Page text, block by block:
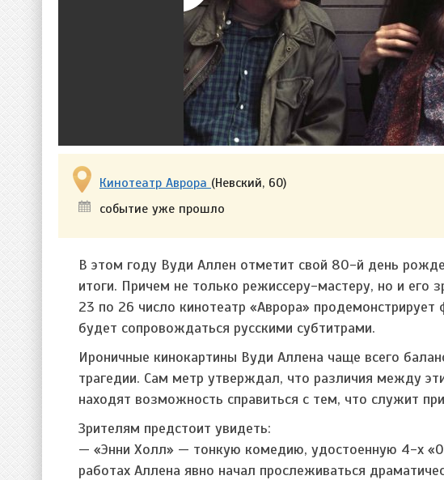
Кинотеатр Аврора (Невский, 60)
событие уже прошло
В этом году Вуди Аллен отметит свой 80-й день
итоги. Причем не только режиссеру-мастеру, но и его
23 по 26 число кинотеатр «Аврора»
будет сопровождаться русскими субтитрами.
Ироничные кинокартины Вуди Аллена чаще всего
трагедии. Сам метр утверждал, что различия между
находят возможность справиться с тем, что служит
Зрителям предстоит увидеть:
— «Энни Холл» — тонкую комедию, удостоенную 4-х
работах Аллена явно начал прослеживаться